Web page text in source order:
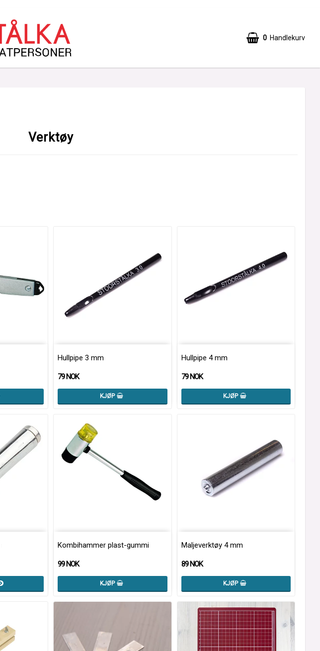
0 Handlekurv
Verktøy
Hullpipe 3 mm
79 NOK
KJØP
Hullpipe 4 mm
79 NOK
KJØP
Kombihammer plast-gummi
99 NOK
KJØP
Maljeverktøy 4 mm
89 NOK
KJØP